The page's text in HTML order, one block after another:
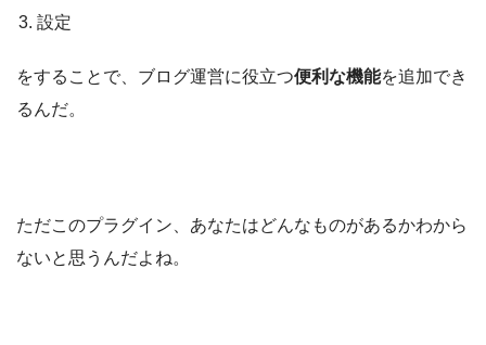
設定
をすることで、ブログ運営に役立つ便利な機能を追加でき
るんだ。
ただこのプラグイン、あなたはどんなものがあるかわから
ないと思うんだよね。